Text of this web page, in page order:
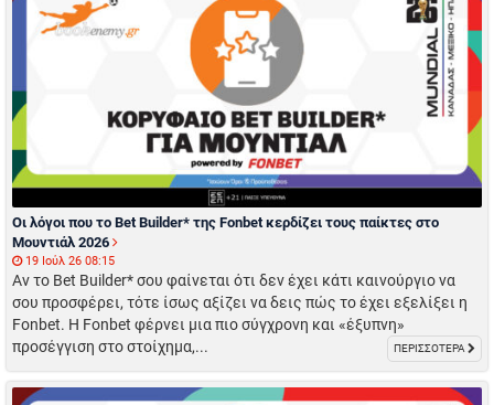
Οι λόγοι που το Bet Builder* της Fonbet κερδίζει τους παίκτες στο
Μουντιάλ 2026
19 Ιούλ 26 08:15
Αν το Bet Builder* σου φαίνεται ότι δεν έχει κάτι καινούργιο να
σου προσφέρει, τότε ίσως αξίζει να δεις πώς το έχει εξελίξει η
Fonbet. Η Fonbet φέρνει μια πιο σύγχρονη και «έξυπνη»
προσέγγιση στο στοίχημα,...
ΠΕΡΙΣΣΟΤΕΡΑ